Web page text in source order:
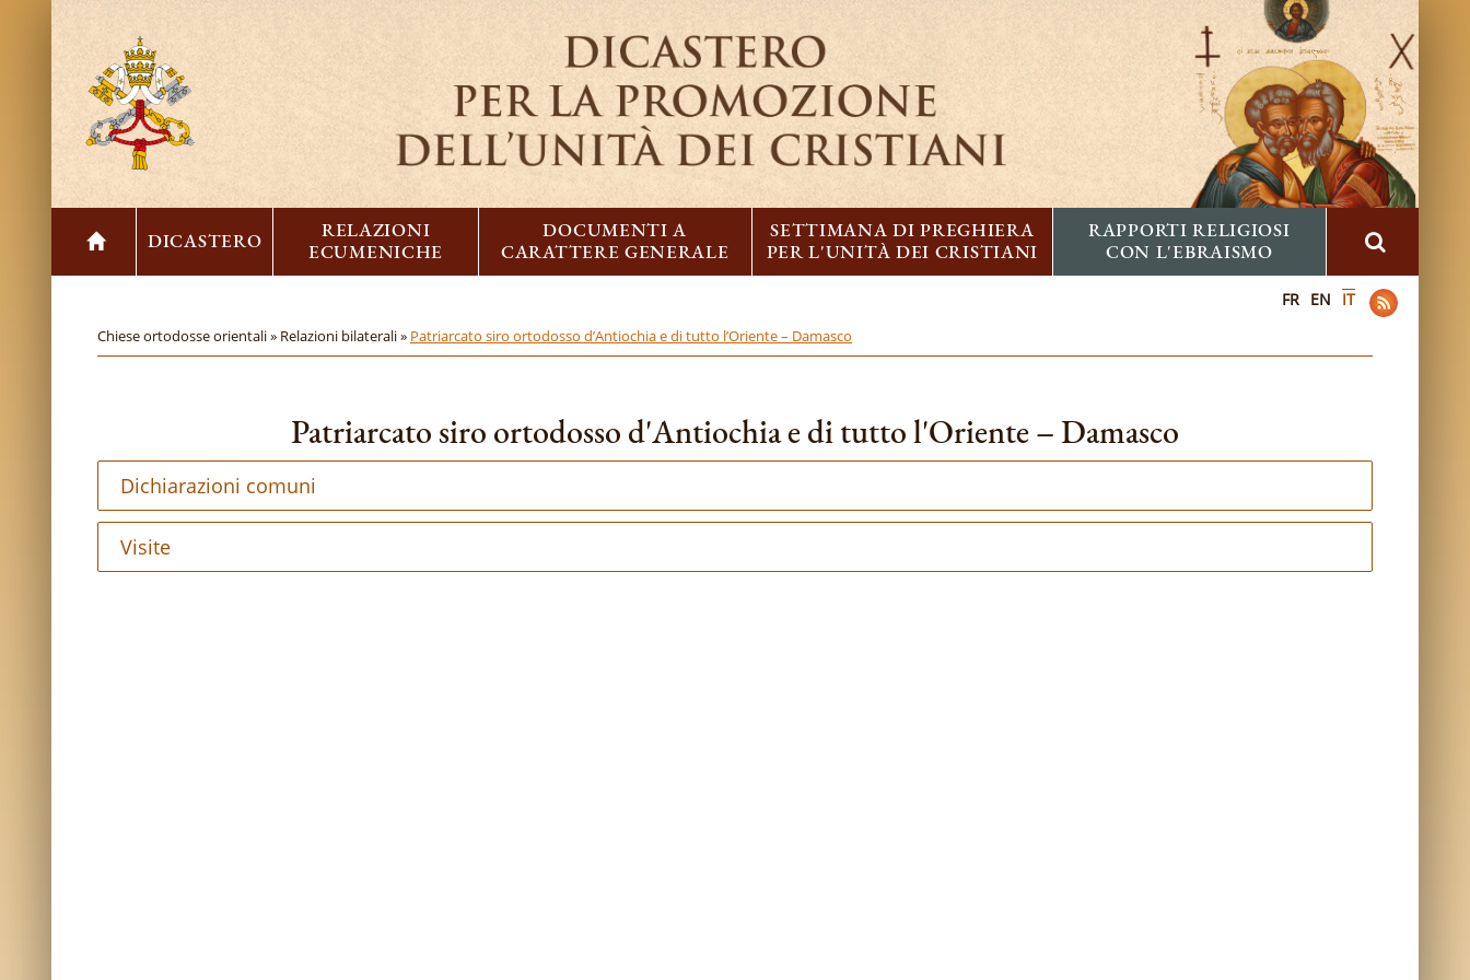
DICASTERO
RELAZIONI
ECUMENICHE
DOCUMENTI A
CARATTERE GENERALE
SETTIMANA DI PREGHIERA
PER L'UNITÀ DEI CRISTIANI
RAPPORTI RELIGIOSI
CON L'EBRAISMO
FR EN IT
Chiese ortodosse orientali » Relazioni bilaterali » Patriarcato siro ortodosso d’Antiochia e di tutto l’Oriente – Damasco
Patriarcato siro ortodosso d'Antiochia e di tutto l'Oriente – Damasco
Dichiarazioni comuni
Visite